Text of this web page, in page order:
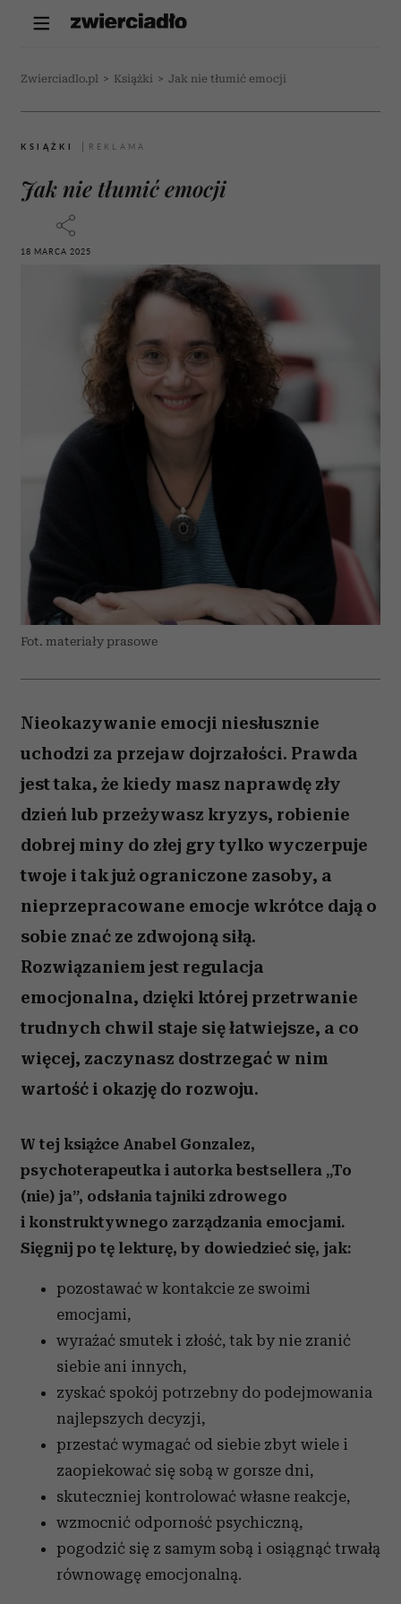
Zwierciadlo.pl > Książki > Jak nie tłumić emocji
KSIĄŻKI
Jak nie tłumić emocji
18 MARCA 2025
Fot. materiały prasowe
Nieokazywanie emocji niesłusznie
uchodzi za przejaw dojrzałości. Prawda
jest taka, że kiedy masz naprawdę zły
dzień lub przeżywasz kryzys, robienie
dobrej miny do złej gry tylko wyczerpuje
twoje i tak już ograniczone zasoby, a
nieprzepracowane emocje wkrótce dają o
sobie znać ze zdwojoną siłą.
Rozwiązaniem jest regulacja
emocjonalna, dzięki której przetrwanie
trudnych chwil staje się łatwiejsze, a co
więcej, zaczynasz dostrzegać w nim
wartość i okazję do rozwoju.
W tej książce Anabel Gonzalez,
psychoterapeutka i autorka bestsellera „To
(nie) ja”, odsłania tajniki zdrowego
i konstruktywnego zarządzania emocjami.
Sięgnij po tę lekturę, by dowiedzieć się, jak:
pozostawać w kontakcie ze swoimi
emocjami,
wyrażać smutek i złość, tak by nie zranić
siebie ani innych,
zyskać spokój potrzebny do podejmowania
najlepszych decyzji,
przestać wymagać od siebie zbyt wiele i
zaopiekować się sobą w gorsze dni,
skuteczniej kontrolować własne reakcje,
wzmocnić odporność psychiczną,
pogodzić się z samym sobą i osiągnąć trwałą
równowagę emocjonalną.